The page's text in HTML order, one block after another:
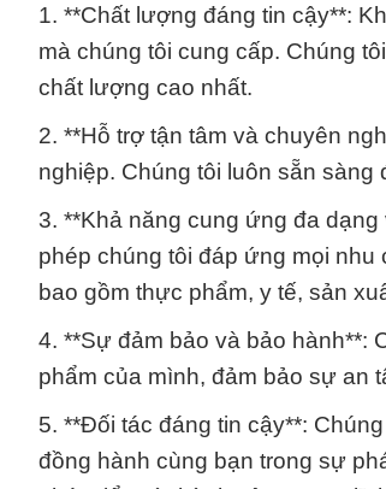
1. **Chất lượng đáng tin cậy**:
mà chúng tôi cung cấp. Chúng
chất lượng cao nhất.
2. **Hỗ trợ tận tâm và chuyên
nghiệp. Chúng tôi luôn sẵn
3. **Khả năng cung ứng đa
phép chúng tôi đáp ứng mọi
bao gồm thực phẩm, y tế, sản
4. **Sự đảm bảo và bảo hành**:
phẩm của mình, đảm bảo sự an
5. **Đối tác đáng tin cậy**:
đồng hành cùng bạn trong sự